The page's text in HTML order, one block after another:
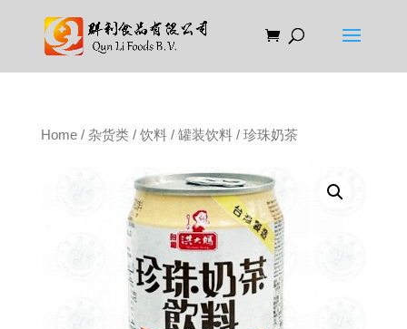
Home/ 杂货类/ 饮料/ 罐装饮料/ 珍珠奶茶